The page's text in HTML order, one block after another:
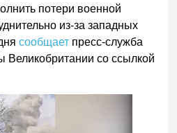
потери военной
из-за западных
сообщает пресс-служба
Великобритании со ссылкой